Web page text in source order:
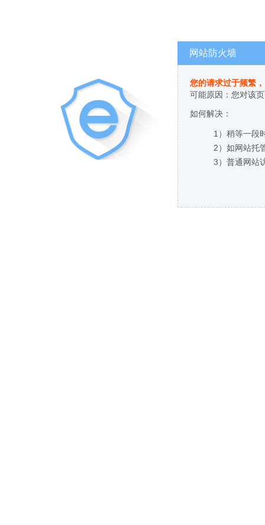
网站防火墙
您的请求过于频繁
可能原因：您对该
如何解决：
1）稍等一段
2）如网站托
3）普通网站